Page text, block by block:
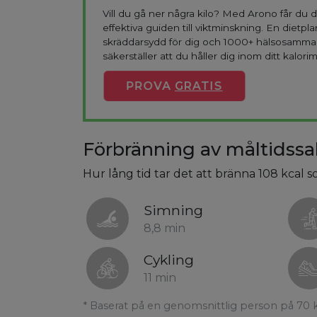
Vill du gå ner några kilo? Med Arono får du
effektiva guiden till viktminskning. En
skräddarsydd för dig och 1000+
säkerställer att du håller dig inom ditt
PROVA GRATIS
Förbränning av
Hur lång tid tar det att bränna 108 kcal
Simning
8,8 min
Cykling
11 min
* Baserat på en genomsnittlig person på 70